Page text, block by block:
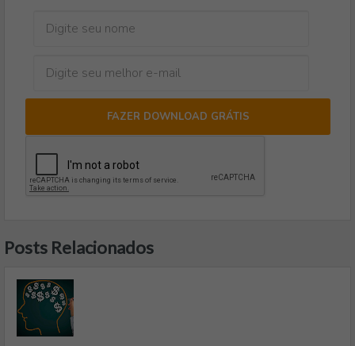
FAZER DOWNLOAD GRÁTIS
Posts Relacionados